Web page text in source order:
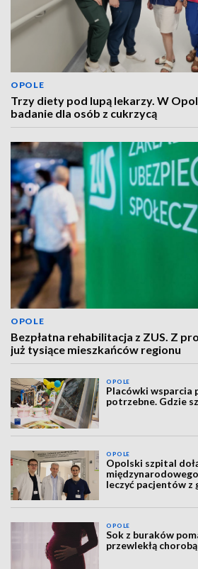
OPOLE
Trzy diety pod lupą lekarzy. W
badanie dla osób z cukrzycą
OPOLE
Bezpłatna rehabilitacja z ZUS. Z
już tysiące mieszkańców regionu
OPOLE
Placówki wsparcia
potrzebne. Gdzie
OPOLE
Opolski szpital
leczyć pacjentów z
OPOLE
Sok z buraków
przewlekłą